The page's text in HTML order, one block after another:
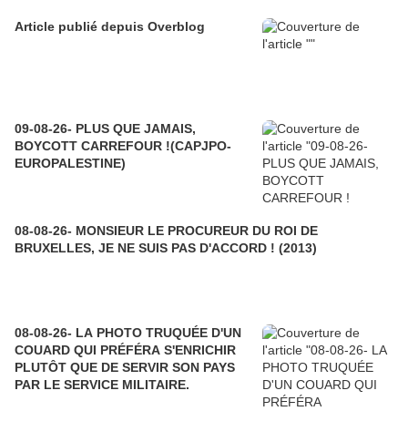
Article publié depuis Overblog
09-08-26- PLUS QUE JAMAIS,
BOYCOTT CARREFOUR !(CAPJPO-
EUROPALESTINE)
08-08-26- MONSIEUR LE PROCUREUR DU ROI DE
BRUXELLES, JE NE SUIS PAS D'ACCORD ! (2013)
08-08-26- LA PHOTO TRUQUÉE D'UN
COUARD QUI PRÉFÉRA S'ENRICHIR
PLUTÔT QUE DE SERVIR SON PAYS
PAR LE SERVICE MILITAIRE.